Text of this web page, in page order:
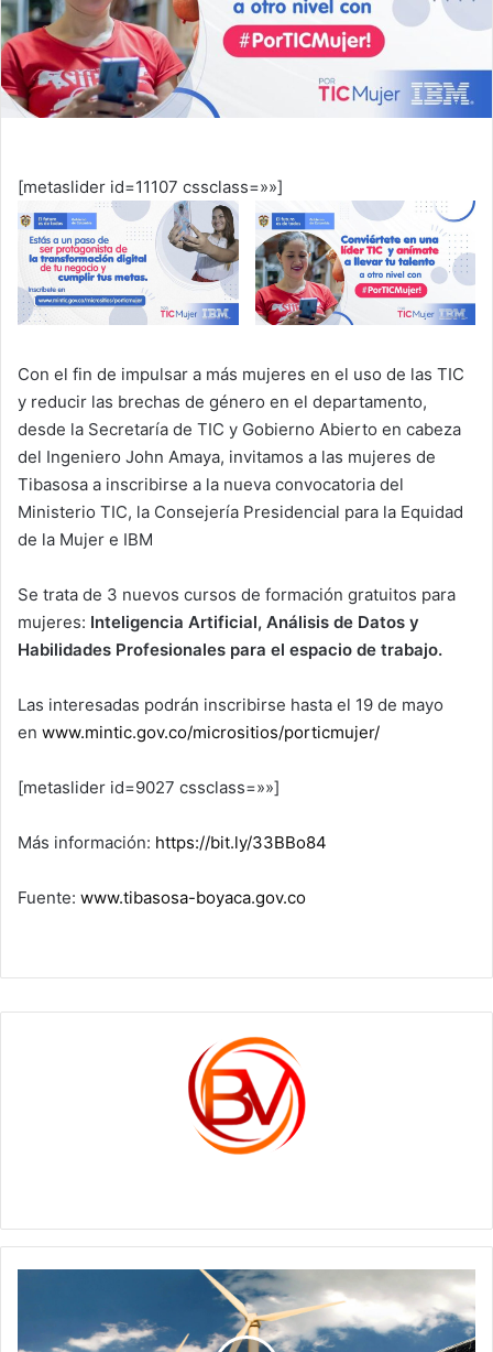
[metaslider id=11107 cssclass=»»]
Con el fin de impulsar a más mujeres en el uso de las TIC
y reducir las brechas de género en el departamento,
desde la Secretaría de TIC y Gobierno Abierto en cabeza
del Ingeniero John Amaya, invitamos a las mujeres de
Tibasosa a inscribirse a la nueva convocatoria del
Ministerio TIC, la Consejería Presidencial para la Equidad
de la Mujer e IBM
Se trata de 3 nuevos cursos de formación gratuitos para
mujeres: Inteligencia Artificial, Análisis de Datos y
Habilidades Profesionales para el espacio de trabajo.
Las interesadas podrán inscribirse hasta el 19 de mayo
en www.mintic.gov.co/micrositios/porticmujer/
[metaslider id=9027 cssclass=»»]
Más información: https://bit.ly/33BBo84
Fuente: www.tibasosa-boyaca.gov.co